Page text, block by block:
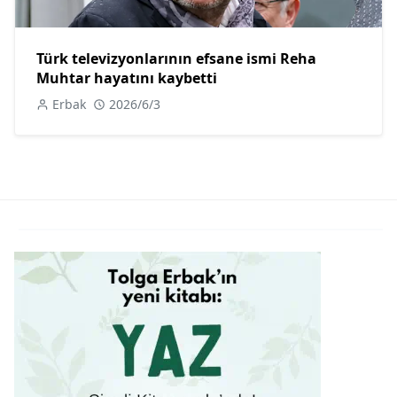
Türk televizyonlarının efsane ismi Reha
Muhtar hayatını kaybetti
Erbak 2026/6/3